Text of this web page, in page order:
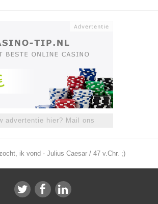
advertentie hier? Mail ons
ik vond - Julius Caesar / 47 v.Chr. ;)